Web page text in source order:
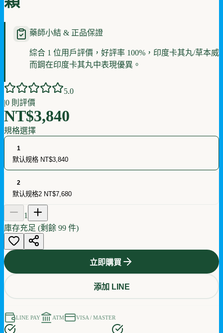
藥師小結 & 正品保證
綜合 1 位用戶評價，好評率 100%，印度卡其丸/草本威
而鋼在印度卡其丸中表現優異。
5.0
|0 則評價
NT$3,840
規格選擇
1
默认规格 NT$3,840
2
默认规格2 NT$7,680
1
庫存充足 (剩餘 99 件)
立即購買
添加 LINE
LINE PAY ATM VISA / MASTER